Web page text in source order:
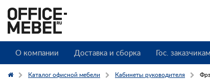
О компании Доставка и сборка Гос. заказчикам
Каталог офисной мебели Кабинеты руководителя